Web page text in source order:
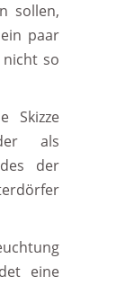
sollen,
paar
so
Skizze
als
der
eine